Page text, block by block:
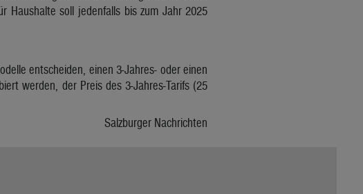
Haushalte soll jedenfalls bis zum Jahr 2025
entscheiden, einen 3-Jahres- oder einen
werden, der Preis des 3-Jahres-Tarifs (25
Salzburger Nachrichten